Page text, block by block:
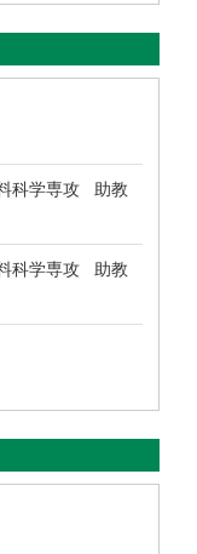
科学専攻 助教
科学専攻 助教